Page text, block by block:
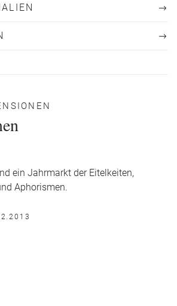
ein Jahrmarkt der Eitelkeiten,
Aphorismen.